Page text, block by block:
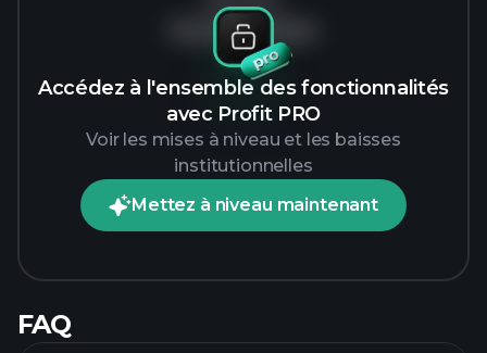
Accédez à l'ensemble des fonctionnalités
avec Profit PRO
Voir les mises à niveau et les baisses
institutionnelles
Mettez à niveau maintenant
Pas de données
FAQ